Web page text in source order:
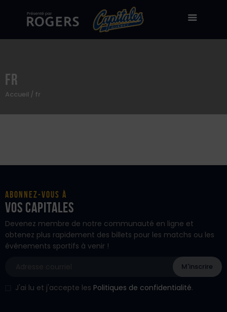
fr
Accueil fr
Zone des fans
Abonnez-vous à
vos Capitales
Devenez membre de notre communauté en ligne et
obtenez plus rapidement des billets pour les matchs ou les
événements sportifs à venir !
J'ai lu et j'accepte les Politiques de confidentialité.